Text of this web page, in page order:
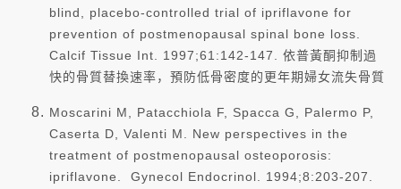
blind, placebo-controlled trial of ipriflavone for
prevention of postmenopausal spinal bone loss.
Calcif Tissue Int. 1997;61:142-147. 依普黃酮抑制過
快的骨質替換速率，預防低骨密度的更年期婦女流失骨質
Moscarini M, Patacchiola F, Spacca G, Palermo P,
Caserta D, Valenti M. New perspectives in the
treatment of postmenopausal osteoporosis:
ipriflavone. Gynecol Endocrinol. 1994;8:203-207.